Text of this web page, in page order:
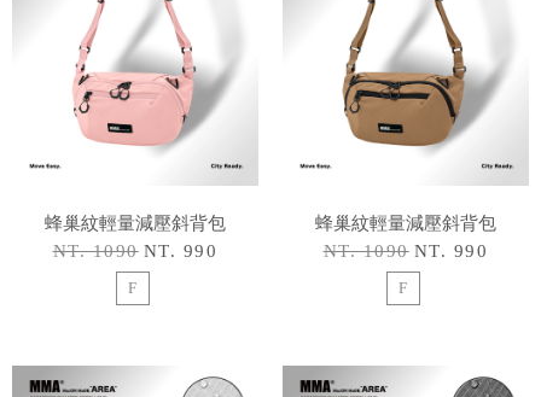
蜂巢紋輕量減壓斜背包
NT. 1090 NT. 990
F
蜂巢紋輕量減壓斜背包
NT. 1090 NT. 990
F